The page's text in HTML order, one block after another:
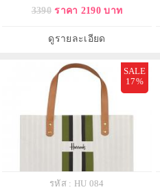
3390 ราคา 2190 บาท
ดูรายละเอียด
SALE
17%
รหัส : HU 084